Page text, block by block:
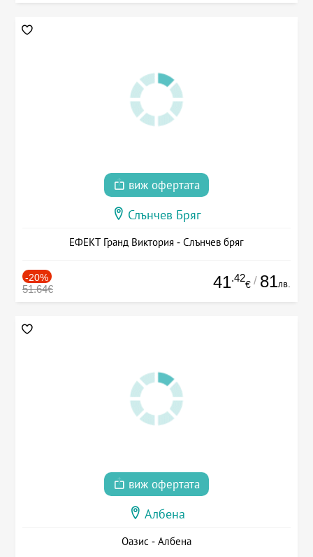
виж офертата
Слънчев Бряг
ЕФЕКТ Гранд Виктория - Слънчев бряг
-20%
51.64€ 41.42
€ / 81лв.
виж офертата
Албена
Оазис - Албена